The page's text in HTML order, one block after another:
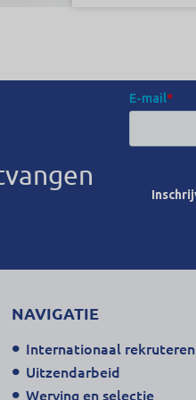
NAVIGATIE
Internationaal rekruteren
Uitzendarbeid
Werving en selectie